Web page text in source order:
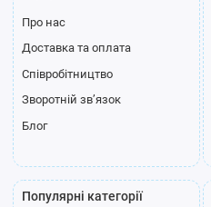
Про нас
Доставка та оплата
Співробітництво
Зворотній зв’язок
Блог
Популярні категорії